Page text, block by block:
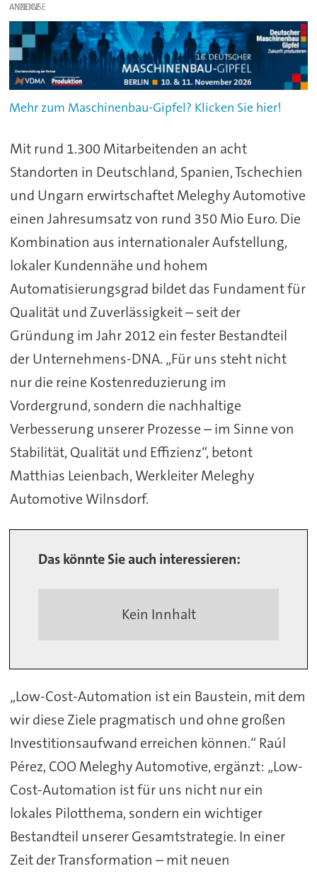
ANZEIGE
Mehr zum Maschinenbau-Gipfel? Klicken Sie hier!
Mit rund 1.300 Mitarbeitenden an acht
Standorten in Deutschland, Spanien, Tschechien
und Ungarn erwirtschaftet Meleghy Automotive
einen Jahresumsatz von rund 350 Mio Euro. Die
Kombination aus internationaler Aufstellung,
lokaler Kundennähe und hohem
Automatisierungsgrad bildet das Fundament für
Qualität und Zuverlässigkeit – seit der
Gründung im Jahr 2012 ein fester Bestandteil
der Unternehmens-DNA. „Für uns steht nicht
nur die reine Kostenreduzierung im
Vordergrund, sondern die nachhaltige
Verbesserung unserer Prozesse – im Sinne von
Stabilität, Qualität und Effizienz“, betont
Matthias Leienbach, Werkleiter Meleghy
Automotive Wilnsdorf.
Das könnte Sie auch interessieren:
Kein Innhalt
„Low-Cost-Automation ist ein Baustein, mit dem
wir diese Ziele pragmatisch und ohne großen
Investitionsaufwand erreichen können.“ Raúl
Pérez, COO Meleghy Automotive, ergänzt: „Low-
Cost-Automation ist für uns nicht nur ein
lokales Pilotthema, sondern ein wichtiger
Bestandteil unserer Gesamtstrategie. In einer
Zeit der Transformation – mit neuen